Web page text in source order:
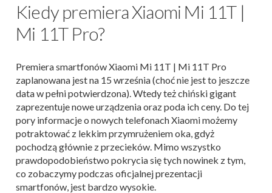
Kiedy premiera Xiaomi Mi 11T |
Mi 11T Pro?
Premiera smartfonów Xiaomi Mi 11T | Mi 11T Pro
zaplanowana jest na 15 września (choć nie jest to jeszcze
data w pełni potwierdzona). Wtedy też chiński gigant
zaprezentuje nowe urządzenia oraz poda ich ceny. Do tej
pory informacje o nowych telefonach Xiaomi możemy
potraktować z lekkim przymrużeniem oka, gdyż
pochodzą głównie z przecieków. Mimo wszystko
prawdopodobieństwo pokrycia się tych nowinek z tym,
co zobaczymy podczas oficjalnej prezentacji
smartfonów, jest bardzo wysokie.